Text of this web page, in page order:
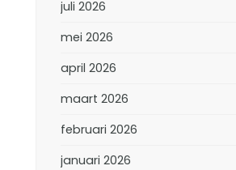
juli 2026
mei 2026
april 2026
maart 2026
februari 2026
januari 2026